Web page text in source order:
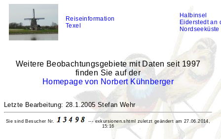
Reiseinformation
Texel
Halbinsel
Eiderstedt an
Nordseeküste
Weitere Beobachtungsgebiete mit Daten seit 1997
finden Sie auf der
Homepage von Norbert Kühnberger
Letzte Bearbeitung: 28.1.2005 Stefan Wehr
Sie sind Besucher Nr. ---exkursionen.shtml zuletzt geändert am 27.06.2014,
15:16